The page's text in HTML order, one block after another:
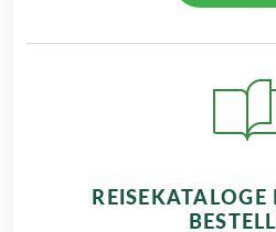
REISEKATALOGE